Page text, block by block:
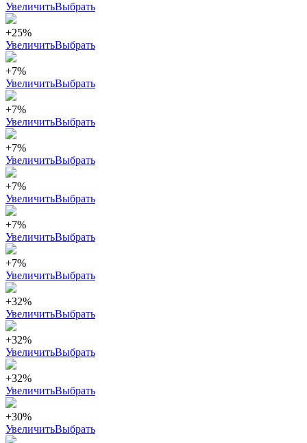
УвеличитьВыбрать
+25%
УвеличитьВыбрать
+7%
УвеличитьВыбрать
+7%
УвеличитьВыбрать
+7%
УвеличитьВыбрать
+7%
УвеличитьВыбрать
+7%
УвеличитьВыбрать
+7%
УвеличитьВыбрать
+32%
УвеличитьВыбрать
+32%
УвеличитьВыбрать
+32%
УвеличитьВыбрать
+30%
УвеличитьВыбрать